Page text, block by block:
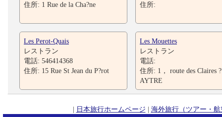
住所: 1 Rue de la Cha?ne
住所:
Les Perot-Quais
レストラン
電話: 546414368
住所: 15 Rue St Jean du P?rot
Les Mouettes
レストラン
電話:
住所: 1， route des Claires ?
AYTRE
| 日本旅行ホームページ | 海外旅行（ツアー・航